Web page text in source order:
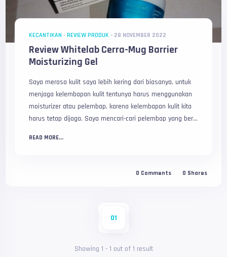
KECANTIKAN - REVIEW PRODUK- 28 NOVEMBER 2022
Review Whitelab Cerra-Mug Barrier
Moisturizing Gel
Saya merasa kulit saya lebih kering dari biasanya, untuk
menjaga kelembapan kulit tentunya harus menggunakan
moisturizer atau pelembap, karena kelembapan kulit kita
harus tetap dijaga. Saya mencari-cari pelembap yang ber...
READ MORE...
0 Comments 0 Shares
01
Showing 1 - 1 out of 1 result